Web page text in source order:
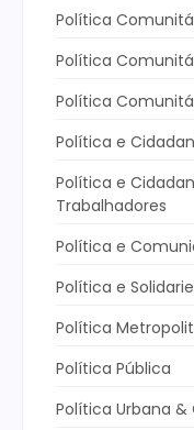
Política
Política
Política
Política e
Política e
Trabalhadores
Política e
Política e
Política
Política Pública
Política Urbana